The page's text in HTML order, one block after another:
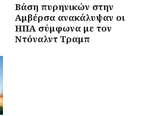
Βάση πυρηνικών στην
Αμβέρσα ανακάλυψαν οι
ΗΠΑ σύμφωνα με τον
Ντόναλντ Τραμπ